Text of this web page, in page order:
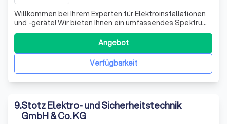
Willkommen bei Ihrem Experten für Elektroinstallationen
und -geräte! Wir bieten Ihnen ein umfassendes Spektrum
an Dienstleistungen, die von der Installation neuer
Komponenten bis hin zur Reparatur bestehender Geräte
reichen. Unsere Leidenschaft für Elektrotechnik zeigt sich
in der schnellen und prakVerfügbarkeit
Angebot
9.Stotz Elektro- und Sicherheitstechnik
GmbH & Co. KG